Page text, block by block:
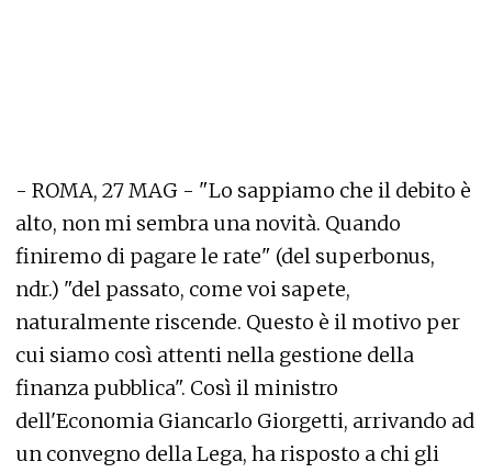
- ROMA, 27 MAG - "Lo sappiamo che il debito è
alto, non mi sembra una novità. Quando
finiremo di pagare le rate" (del superbonus,
ndr.) "del passato, come voi sapete,
naturalmente riscende. Questo è il motivo per
cui siamo così attenti nella gestione della
finanza pubblica". Così il ministro
dell'Economia Giancarlo Giorgetti, arrivando ad
un convegno della Lega, ha risposto a chi gli